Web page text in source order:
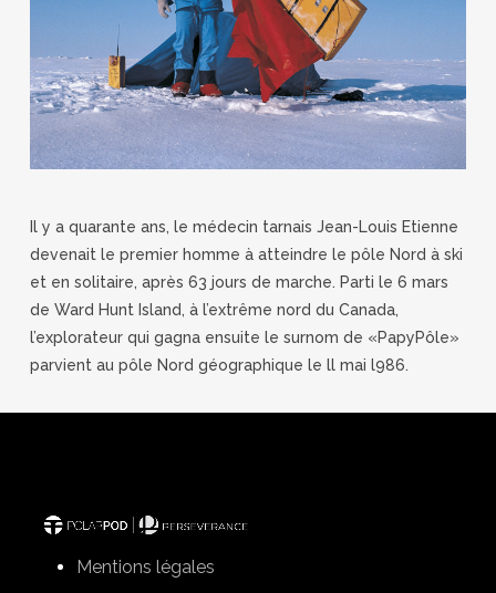
Il y a quarante ans, le médecin tarnais Jean-Louis Etienne
devenait le premier homme à atteindre le pôle Nord à ski
et en solitaire, après 63 jours de marche. Parti le 6 mars
de Ward Hunt Island, à l’extrême nord du Canada,
l’explorateur qui gagna ensuite le surnom de «PapyPôle»
parvient au pôle Nord géographique le ll mai l986.
Mentions légales